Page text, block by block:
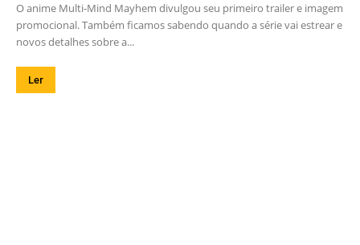
O anime Multi-Mind Mayhem divulgou seu primeiro trailer e imagem
promocional. Também ficamos sabendo quando a série vai estrear e
novos detalhes sobre a...
Ler